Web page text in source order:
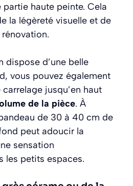
haute peinte. Cela
la légèreté visuelle et de
dispose d’une belle
vous pouvez également
jusqu’en haut
de la pièce. À
de 30 à 40 cm de
peut adoucir la
sensation
les petits espaces.